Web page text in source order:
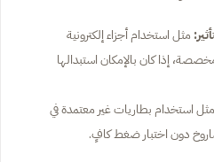
مثل استخدام أجزاء إلكترونية
إذا كان بالإمكان استبدالها
مثل استخدام بطاريات غير معتمدة في
دون اختبار ضغط كافٍ.